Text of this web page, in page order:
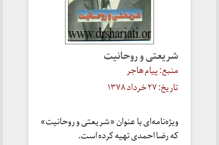
شریعتی و روحانیت
منبع: پیام هاجر
تاریخ:۲۷خرداد ۱۳۷۸
ویژه‌نامه‌ای با عنوان «شریعتی و روحانیت»
که رضا احمدی تهیه کرده است.